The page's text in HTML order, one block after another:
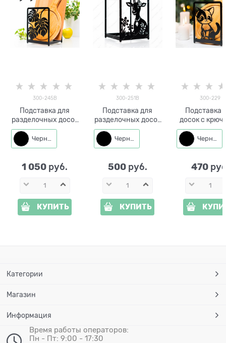
300-245B
Подставка для
разделочных досок
с 2-мя крючками
Листья монстеры
300-245 металл
Черный
1 050 руб.
КУПИТЬ
300-251B
Подставка для
разделочных досок
Год Козы 300-251
металл 12*12*16 см
Черный
500 руб.
КУПИТЬ
300-229
Подставка
досок с
300-229
КотЧерный
470
Категории
Магазин
Информация
Время работы операторов:
Пн - Пт: 9:00 - 17:30